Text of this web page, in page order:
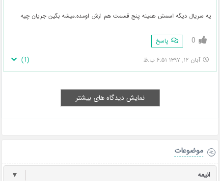
یه سریال دیگه اسمش همینه پنج قسمت هم ازش اومده.میشه بگین جریان چیه
0 پاسخ
آبان ۱۲, ۱۳۹۷ ۶:۵۱ ب.ظ (
1
)
نمایش دیدگاه های بیشتر
موضوعات
انیمه ▼